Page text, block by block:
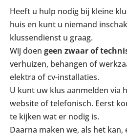
Heeft u hulp nodig bij kleine
huis en kunt u niemand
klussendienst u graag.
Wij doen geen zwaar of
verhuizen, behangen of
elektra of cv-installaties.
U kunt uw klus aanmelden via
website of telefonisch. Eerst
te kijken wat er nodig is.
Daarna maken we, als het